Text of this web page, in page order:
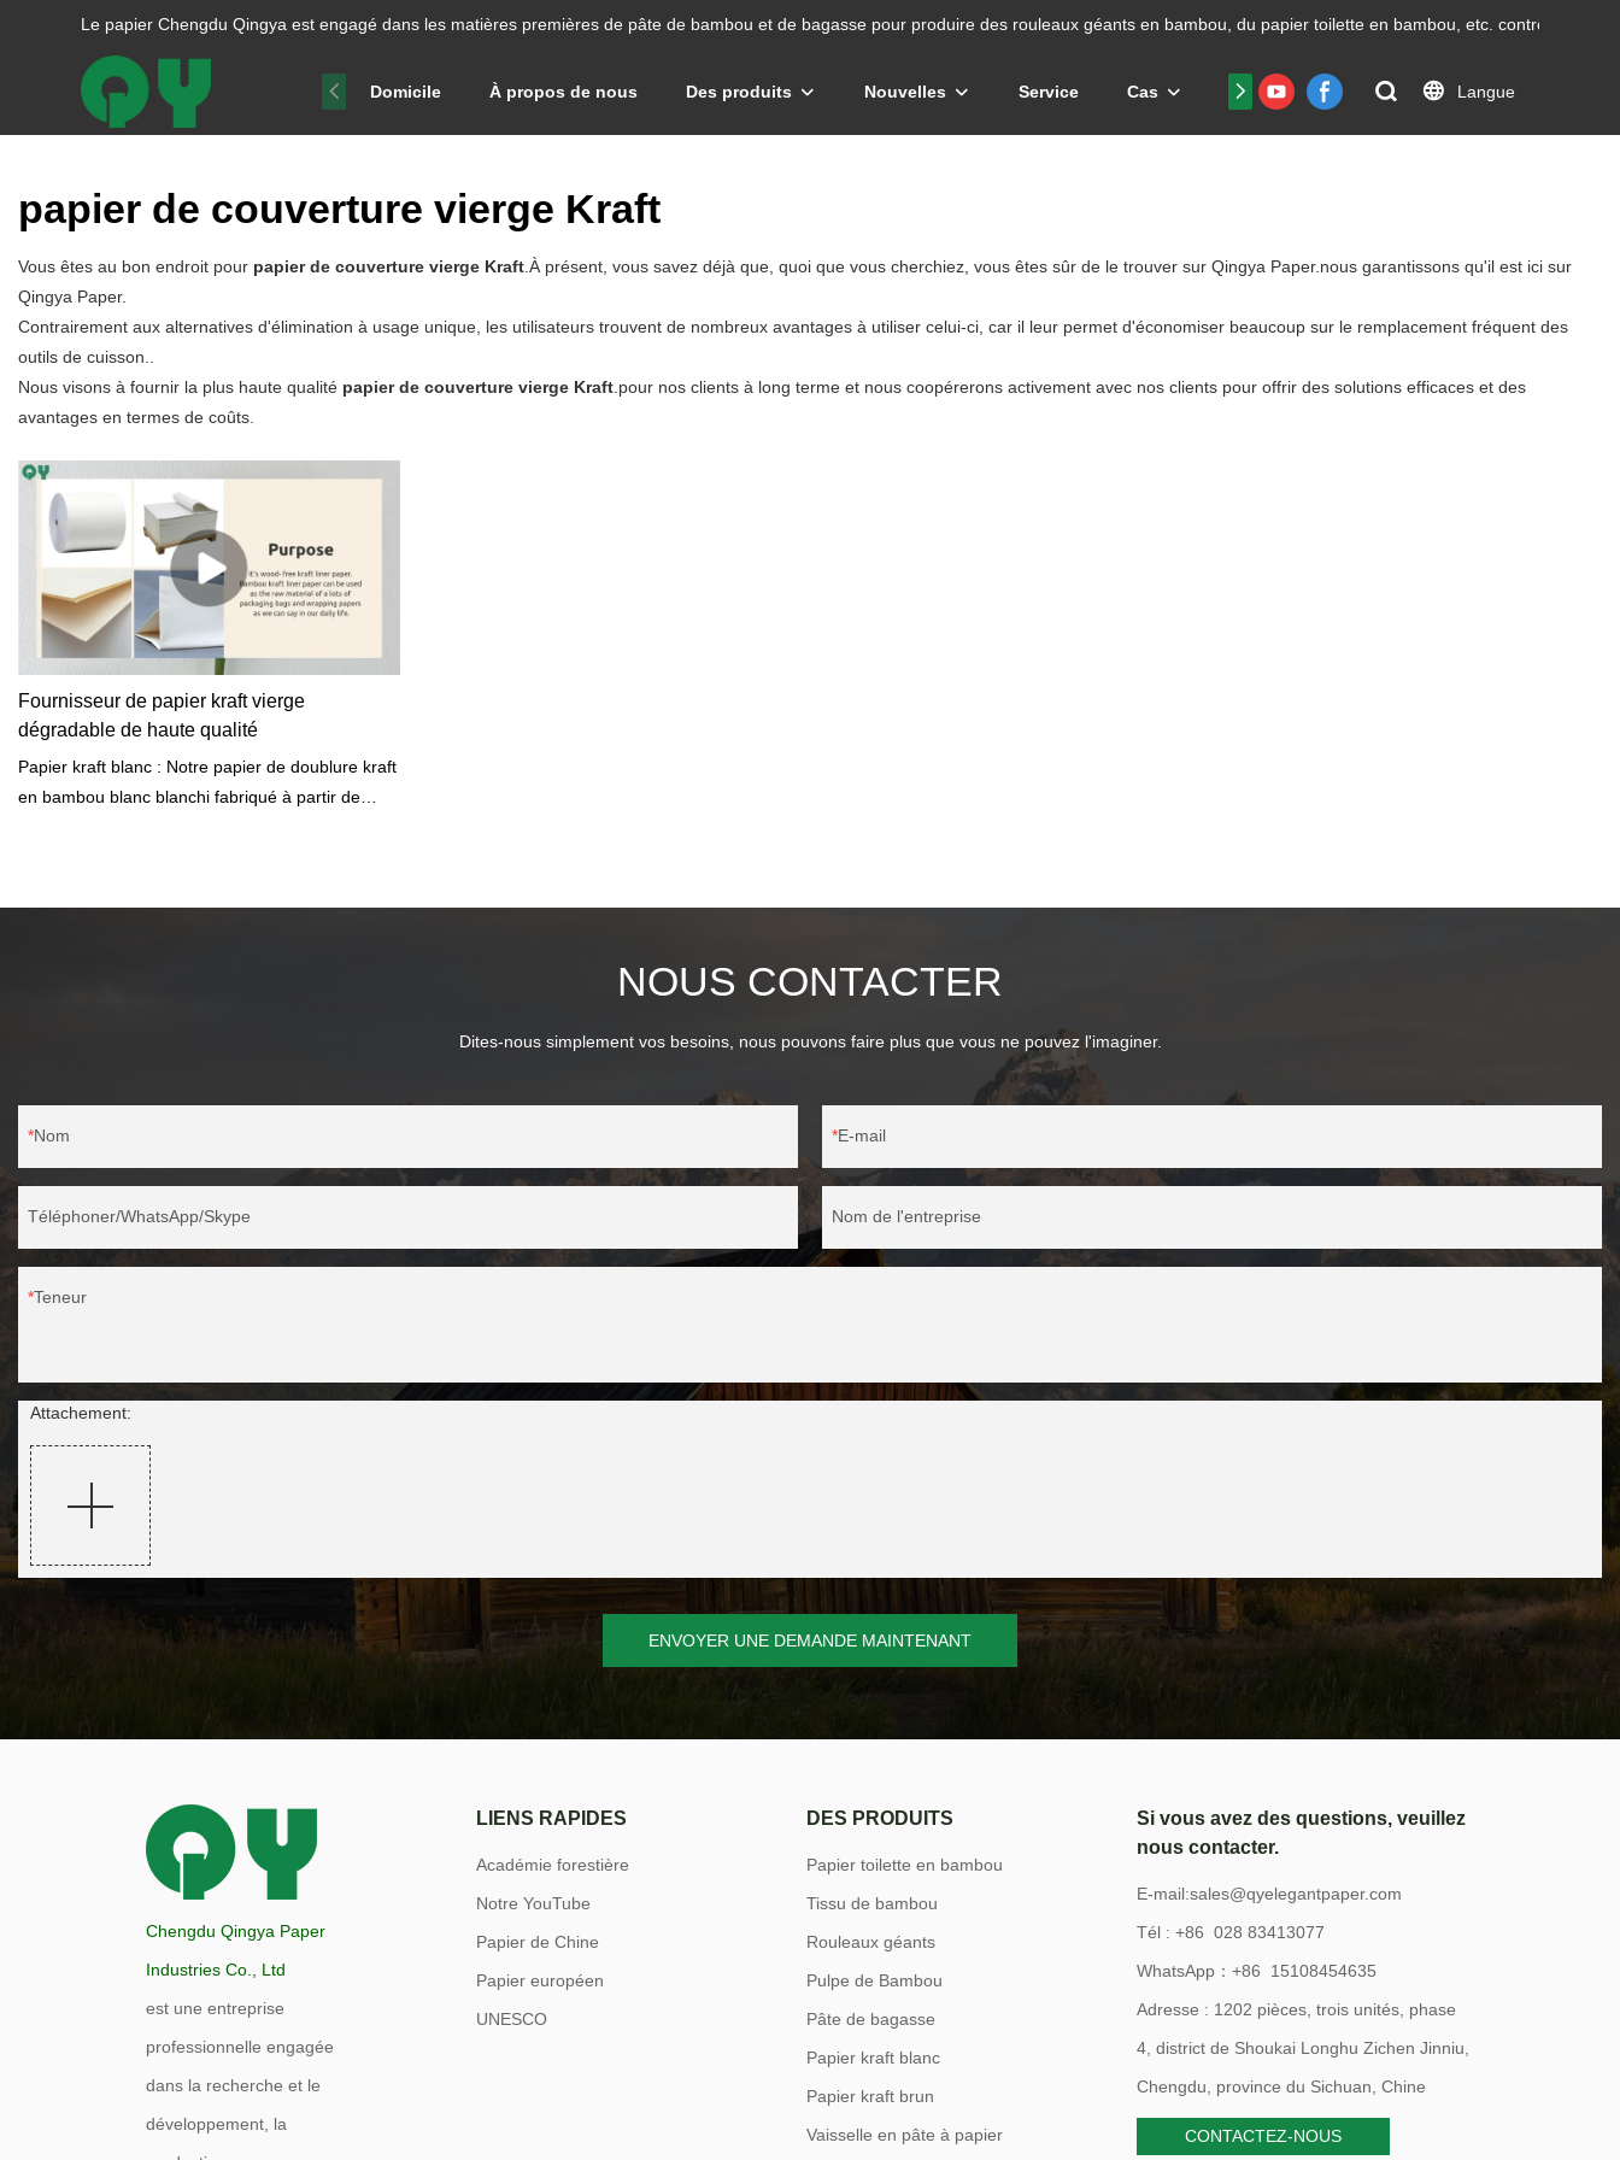
Le papier Chengdu Qingya est engagé dans les matières premières de pâte de bambou et de bagasse pour produire des rouleaux géants en bambou, du papier toilette en bambou, etc. contrôle avec
Domicile À propos de nous Des produits Nouvelles Service Cas Nous contacter FAQ Certificat
Langue
papier de couverture vierge Kraft
Vous êtes au bon endroit pour papier de couverture vierge Kraft.À présent, vous savez déjà que, quoi que vous cherchiez, vous êtes sûr de le trouver sur Qingya Paper.nous garantissons qu'il est ici sur
Qingya Paper.
Contrairement aux alternatives d'élimination à usage unique, les utilisateurs trouvent de nombreux avantages à utiliser celui-ci, car il leur permet d'économiser beaucoup sur le remplacement fréquent des
outils de cuisson..
Nous visons à fournir la plus haute qualité papier de couverture vierge Kraft.pour nos clients à long terme et nous coopérerons activement avec nos clients pour offrir des solutions efficaces et des
avantages en termes de coûts.
Fournisseur de papier kraft vierge
dégradable de haute qualité
Papier kraft blanc : Notre papier de doublure kraft
en bambou blanc blanchi fabriqué à partir de
NOUS CONTACTER
Dites-nous simplement vos besoins, nous pouvons faire plus que vous ne pouvez l'imaginer.
Nom E-mail
Téléphoner/WhatsApp/Skype Nom de l'entreprise
Teneur
Attachement:
ENVOYER UNE DEMANDE MAINTENANT
Chengdu Qingya Paper
Industries Co., Ltd
est une entreprise
professionnelle engagée
dans la recherche et le
développement, la
LIENS RAPIDES
Académie forestière
Notre YouTube
Papier de Chine
Papier européen
UNESCO
DES PRODUITS
Papier toilette en bambou
Tissu de bambou
Rouleaux géants
Pulpe de Bambou
Pâte de bagasse
Papier kraft blanc
Papier kraft brun
Vaisselle en pâte à papier
Si vous avez des questions, veuillez
nous contacter.
E-mail:sales@qyelegantpaper.com
Tél : +86 028 83413077
WhatsApp：+86 15108454635
Adresse : 1202 pièces, trois unités, phase
4, district de Shoukai Longhu Zichen Jinniu,
Chengdu, province du Sichuan, Chine
CONTACTEZ-NOUS